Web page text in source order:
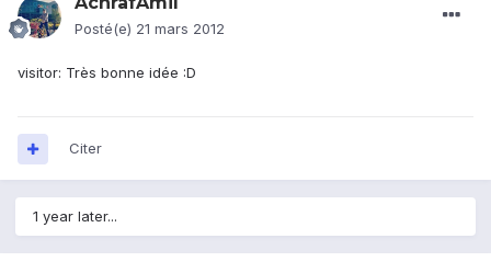
Posté(e) 21 mars 2012
visitor: Très bonne idée :D
Citer
1 year later...